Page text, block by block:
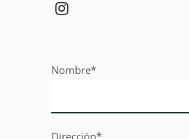
Nombre*
Dirección*